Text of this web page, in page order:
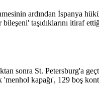
ardından İspanya
taşıdıklarını itiraf
sonra St. Petersburg'a
kapağı', 129 boş